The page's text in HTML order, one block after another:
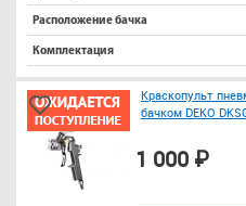
Расположение бачка
Комплектация
Краскопульт
бачком DEKO
1 000 ₽